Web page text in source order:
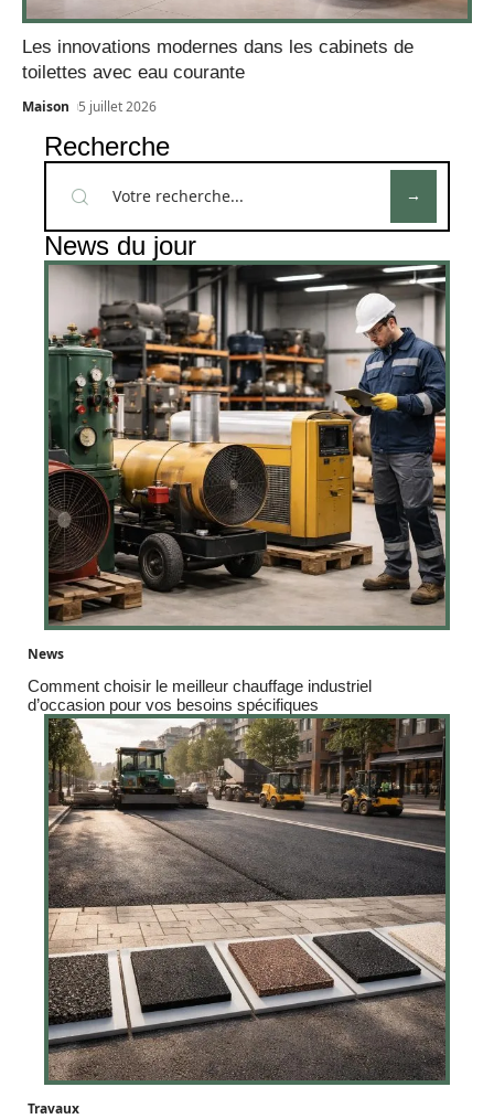
Les innovations modernes dans les cabinets de
toilettes avec eau courante
Maison 5 juillet 2026
Recherche
News du jour
News
Comment choisir le meilleur chauffage industriel
d’occasion pour vos besoins spécifiques
Travaux